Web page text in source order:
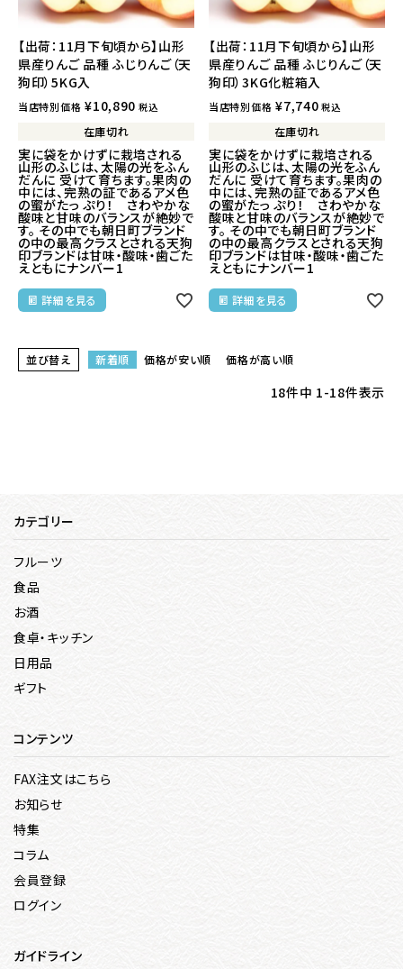
【出荷：11月下旬頃から】山形
県産りんご 品種 ふじりんご（天
狗印）5KG入
当店特別価格 ¥10,890 税込
在庫切れ
実に袋をかけずに栽培される
山形のふじは、太陽の光をふん
だんに 受けて育ちます。果肉の
中には、完熟の証であるアメ色
の蜜がたっ ぷり！ さわやかな
酸味と甘味のバランスが絶妙で
す。 その中でも朝日町ブランド
の中の最高クラスとされる天狗
印ブランドは甘味・酸味・歯ごた
えともにナンバー1
詳細を見る
【出荷：11月下旬頃から】山形
県産りんご 品種 ふじりんご（天
狗印）3KG化粧箱入
当店特別価格 ¥7,740 税込
在庫切れ
実に袋をかけずに栽培される
山形のふじは、太陽の光をふん
だんに 受けて育ちます。果肉の
中には、完熟の証であるアメ色
の蜜がたっ ぷり！ さわやかな
酸味と甘味のバランスが絶妙で
す。 その中でも朝日町ブランド
の中の最高クラスとされる天狗
印ブランドは甘味・酸味・歯ごた
えともにナンバー1
詳細を見る
並び替え 新着順 価格が安い順 価格が高い順
18件中 1-18件表示
カテゴリー
フルーツ
食品
お酒
食卓・キッチン
日用品
ギフト
コンテンツ
FAX注文はこちら
お知らせ
特集
コラム
会員登録
ログイン
ガイドライン